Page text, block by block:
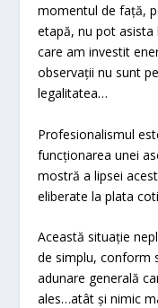
momentul de față,
etapă, nu pot
care am investit
observații nu sunt
legalitatea…
Profesionalismul
funcționarea unei
mostră a lipsei
eliberate la plata
Această situație
de simplu, conform
adunare generală
ales…atât și nimic